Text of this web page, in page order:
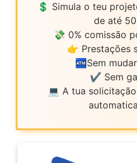
💲 Simula o teu
de até
💸 0% comissão
👉 Prestações
🏧Sem
✔ Sem
💻 A tua